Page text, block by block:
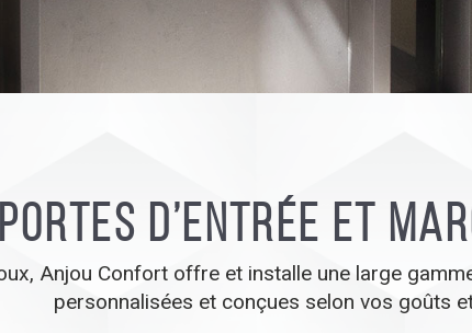
Portes d’entrée et
Anjou Confort offre et installe une large
personnalisées et conçues selon vos goûts